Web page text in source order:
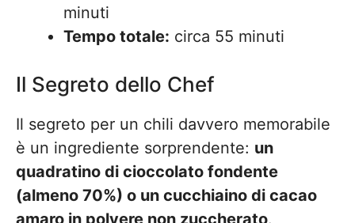
minuti
Tempo totale: circa 55 minuti
Il Segreto dello Chef
Il segreto per un chili davvero memorabile
è un ingrediente sorprendente: un
quadratino di cioccolato fondente
(almeno 70%) o un cucchiaino di cacao
amaro in polvere non zuccherato.